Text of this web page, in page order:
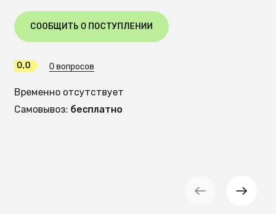
СООБЩИТЬ О ПОСТУПЛЕНИИ
0,0 0 вопросов
Временно отсутствует
Самовывоз: бесплатно